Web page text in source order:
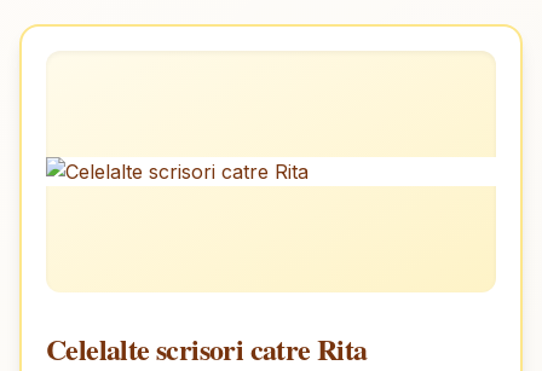
Celelalte scrisori catre Rita